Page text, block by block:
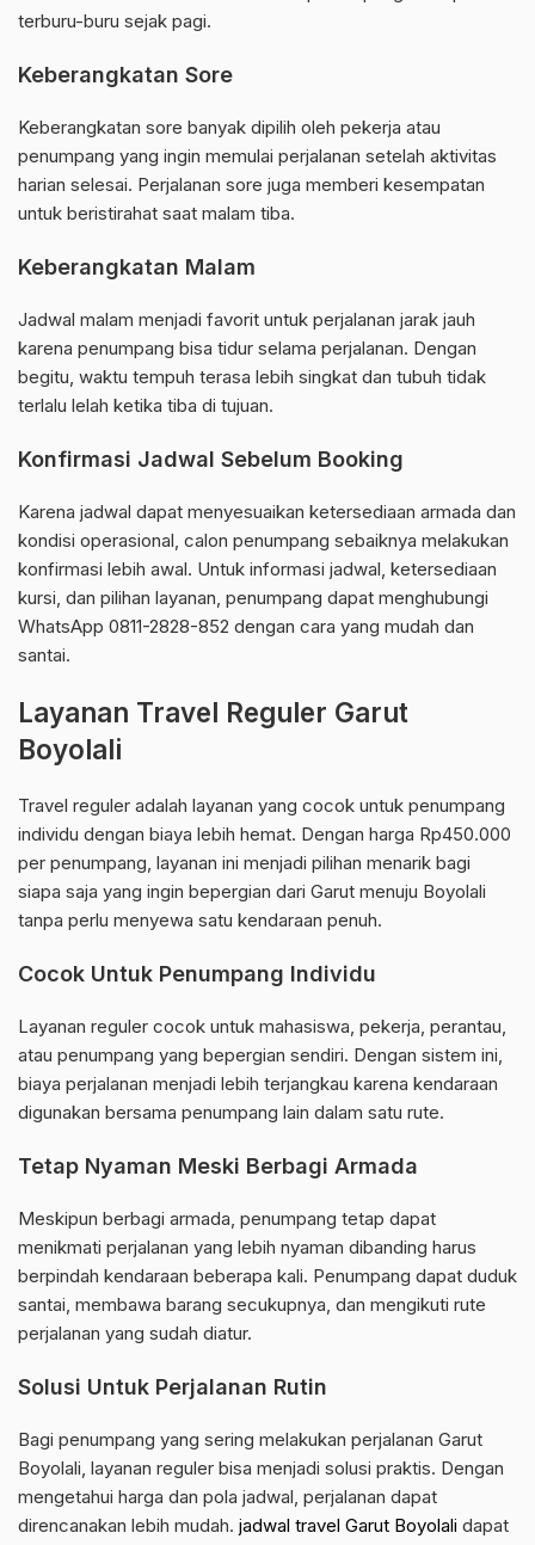
terburu-buru sejak pagi.
Keberangkatan Sore
Keberangkatan sore banyak dipilih oleh pekerja atau
penumpang yang ingin memulai perjalanan setelah aktivitas
harian selesai. Perjalanan sore juga memberi kesempatan
untuk beristirahat saat malam tiba.
Keberangkatan Malam
Jadwal malam menjadi favorit untuk perjalanan jarak jauh
karena penumpang bisa tidur selama perjalanan. Dengan
begitu, waktu tempuh terasa lebih singkat dan tubuh tidak
terlalu lelah ketika tiba di tujuan.
Konfirmasi Jadwal Sebelum Booking
Karena jadwal dapat menyesuaikan ketersediaan armada dan
kondisi operasional, calon penumpang sebaiknya melakukan
konfirmasi lebih awal. Untuk informasi jadwal, ketersediaan
kursi, dan pilihan layanan, penumpang dapat menghubungi
WhatsApp 0811-2828-852 dengan cara yang mudah dan
santai.
Layanan Travel Reguler Garut
Boyolali
Travel reguler adalah layanan yang cocok untuk penumpang
individu dengan biaya lebih hemat. Dengan harga Rp450.000
per penumpang, layanan ini menjadi pilihan menarik bagi
siapa saja yang ingin bepergian dari Garut menuju Boyolali
tanpa perlu menyewa satu kendaraan penuh.
Cocok Untuk Penumpang Individu
Layanan reguler cocok untuk mahasiswa, pekerja, perantau,
atau penumpang yang bepergian sendiri. Dengan sistem ini,
biaya perjalanan menjadi lebih terjangkau karena kendaraan
digunakan bersama penumpang lain dalam satu rute.
Tetap Nyaman Meski Berbagi Armada
Meskipun berbagi armada, penumpang tetap dapat
menikmati perjalanan yang lebih nyaman dibanding harus
berpindah kendaraan beberapa kali. Penumpang dapat duduk
santai, membawa barang secukupnya, dan mengikuti rute
perjalanan yang sudah diatur.
Solusi Untuk Perjalanan Rutin
Bagi penumpang yang sering melakukan perjalanan Garut
Boyolali, layanan reguler bisa menjadi solusi praktis. Dengan
mengetahui harga dan pola jadwal, perjalanan dapat
direncanakan lebih mudah. jadwal travel Garut Boyolali dapat